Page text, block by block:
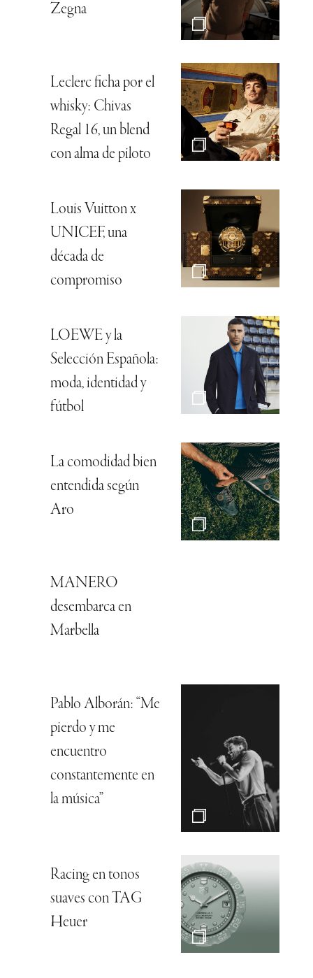
Zegna
Leclerc ficha por el
whisky: Chivas
Regal 16, un blend
con alma de piloto
Louis Vuitton x
UNICEF, una
década de
compromiso
LOEWE y la
Selección Española:
moda, identidad y
fútbol
La comodidad bien
entendida según
Aro
MANERO
desembarca en
Marbella
Pablo Alborán: “Me
pierdo y me
encuentro
constantemente en
la música”
Racing en tonos
suaves con TAG
Heuer